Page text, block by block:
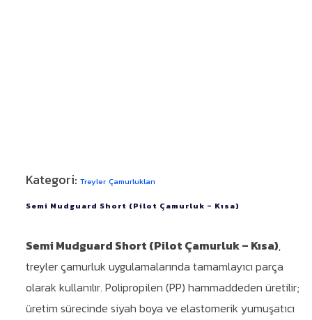
Kategori: Treyler Çamurlukları
Semi Mudguard Short (Pilot Çamurluk – Kısa)
Semi Mudguard Short (Pilot Çamurluk – Kısa),
treyler çamurluk uygulamalarında tamamlayıcı parça
olarak kullanılır. Polipropilen (PP) hammaddeden üretilir;
üretim sürecinde siyah boya ve elastomerik yumuşatıcı